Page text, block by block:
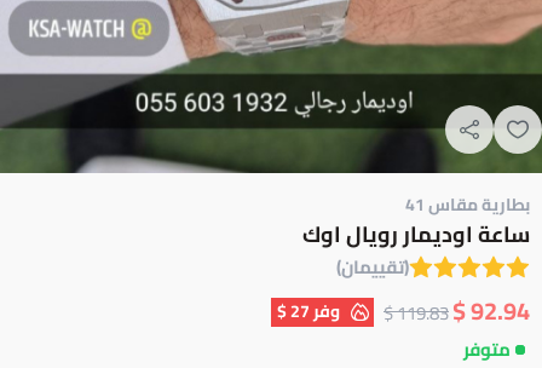
بطارية مقاس 41
ساعة اوديمار رويال اوك
(تقييمان)
92.94 $
119.83 $ وفر27 $
متوفر